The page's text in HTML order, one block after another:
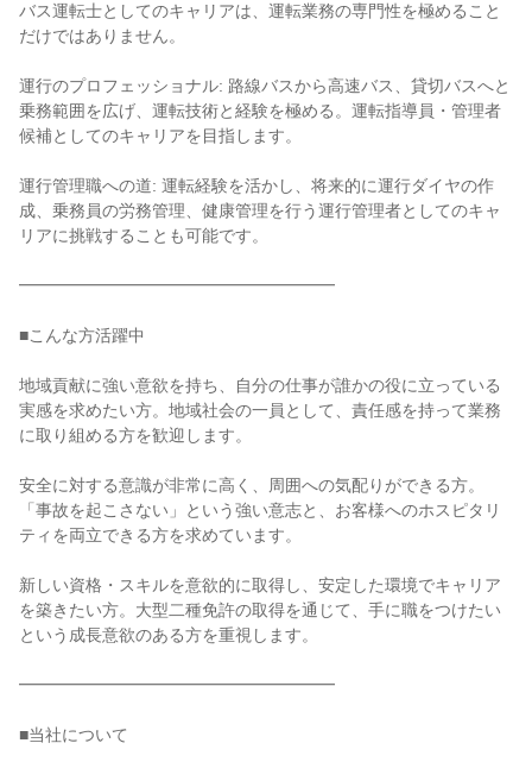
バス運転士としてのキャリアは、運転業務の専門性を極めること
だけではありません。
運行のプロフェッショナル: 路線バスから高速バス、貸切バスへと
乗務範囲を広げ、運転技術と経験を極める。運転指導員・管理者
候補としてのキャリアを目指します。
運行管理職への道: 運転経験を活かし、将来的に運行ダイヤの作
成、乗務員の労務管理、健康管理を行う運行管理者としてのキャ
リアに挑戦することも可能です。
━━━━━━━━━━━━━━━━━━━
■こんな方活躍中
地域貢献に強い意欲を持ち、自分の仕事が誰かの役に立っている
実感を求めたい方。地域社会の一員として、責任感を持って業務
に取り組める方を歓迎します。
安全に対する意識が非常に高く、周囲への気配りができる方。
「事故を起こさない」という強い意志と、お客様へのホスピタリ
ティを両立できる方を求めています。
新しい資格・スキルを意欲的に取得し、安定した環境でキャリア
を築きたい方。大型二種免許の取得を通じて、手に職をつけたい
という成長意欲のある方を重視します。
━━━━━━━━━━━━━━━━━━━
■当社について